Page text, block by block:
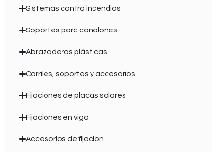
Sistemas contra incendios
Soportes para canalones
Abrazaderas plásticas
Carriles, soportes y accesorios
Fijaciones de placas solares
Fijaciones en viga
Accesorios de fijación